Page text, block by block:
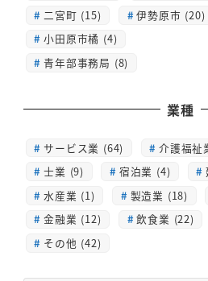
二宮町 (15)
伊勢原市 (20)
小田原市橘 (4)
青年部事務局 (8)
業種
サービス業 (64) 介護福祉
士業 (9)
宿泊業 (4)
水産業 (1)
製造業 (18)
金融業 (12)
飲食業 (22)
その他 (42)